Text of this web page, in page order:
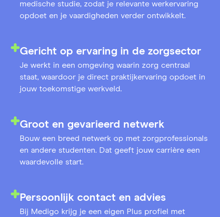
medische studie, zodat je relevante werkervaring
opdoet en je vaardigheden verder ontwikkelt.
Gericht op ervaring in de zorgsector
Je werkt in een omgeving waarin zorg centraal
staat, waardoor je direct praktijkervaring opdoet in
jouw toekomstige werkveld.
Groot en gevarieerd netwerk
Bouw een breed netwerk op met zorgprofessionals
en andere studenten. Dat geeft jouw carrière een
waardevolle start.
Persoonlijk contact en advies
Bij Medigo krijg je een eigen Plus profiel met